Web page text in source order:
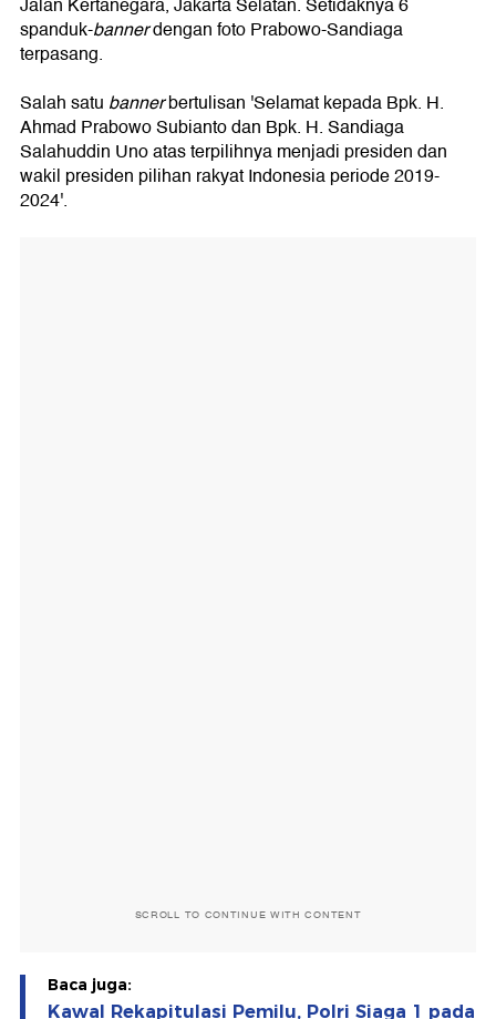
spanduk-bannerdengan foto Prabowo-Sandiaga
terpasang.
Salah satu bannerbertulisan 'Selamat kepada Bpk. H.
Ahmad Prabowo Subianto dan Bpk. H. Sandiaga
Salahuddin Uno atas terpilihnya menjadi presiden dan
wakil presiden pilihan rakyat Indonesia periode 2019-
2024'.
SCROLL TO CONTINUE WITH CONTENT
Baca juga:
Kawal Rekapitulasi Pemilu, Polri Siaga 1 pada